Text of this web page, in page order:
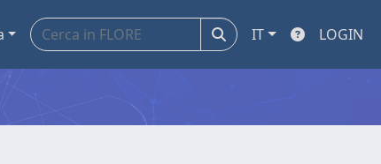
IT LOGIN